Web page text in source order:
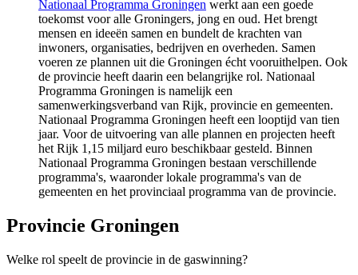
Nationaal Programma Groningen werkt aan een goede
toekomst voor alle Groningers, jong en oud. Het brengt
mensen en ideeën samen en bundelt de krachten van
inwoners, organisaties, bedrijven en overheden. Samen
voeren ze plannen uit die Groningen écht vooruithelpen. Ook
de provincie heeft daarin een belangrijke rol. Nationaal
Programma Groningen is namelijk een
samenwerkingsverband van Rijk, provincie en gemeenten.
Nationaal Programma Groningen heeft een looptijd van tien
jaar. Voor de uitvoering van alle plannen en projecten heeft
het Rijk 1,15 miljard euro beschikbaar gesteld. Binnen
Nationaal Programma Groningen bestaan verschillende
programma's, waaronder lokale programma's van de
gemeenten en het provinciaal programma van de provincie.
Provincie Groningen
Welke rol speelt de provincie in de gaswinning?